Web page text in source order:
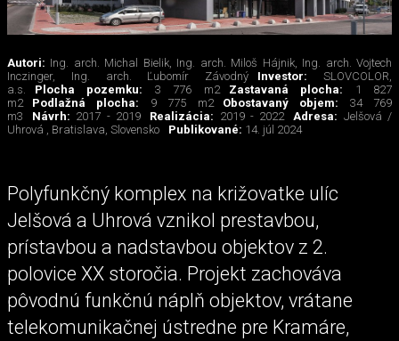
Autori: Ing. arch. Michal Bielik, Ing. arch. Miloš Hájnik, Ing. arch. Vojtech
Inczinger, Ing. arch. Ľubomír Závodný
Investor:SLOVCOLOR,
a.s.
Plocha pozemku: 3 776 m2 Zastavaná plocha: 1 827
m2
Podlažná plocha: 9 775 m2 Obostavaný objem: 34 769
m3
Návrh: 2017 - 2019 Realizácia: 2019 - 2022 Adresa: Jelšová /
Uhrová , Bratislava, Slovensko
Publikované: 14. júl 2024
Polyfunkčný komplex na križovatke ulíc
Jelšová a Uhrová vznikol prestavbou,
prístavbou a nadstavbou objektov z 2.
polovice XX storočia. Projekt zachováva
pôvodnú funkčnú náplň objektov, vrátane
telekomunikačnej ústredne pre Kramáre,